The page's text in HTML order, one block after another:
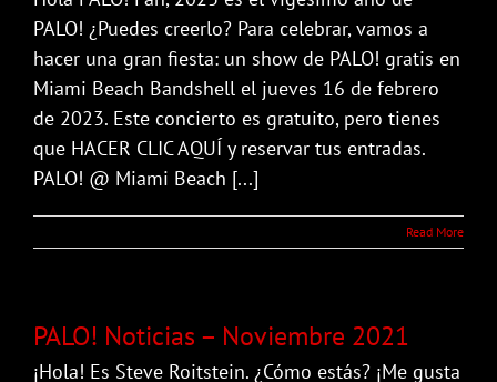
PALO! ¿Puedes creerlo? Para celebrar, vamos a
hacer una gran fiesta: un show de PALO! gratis en
Miami Beach Bandshell el jueves 16 de febrero
de 2023. Este concierto es gratuito, pero tienes
que HACER CLIC AQUÍ y reservar tus entradas.
PALO! @ Miami Beach [...]
Read More
PALO! Noticias – Noviembre 2021
¡Hola! Es Steve Roitstein. ¿Cómo estás? ¡Me gusta